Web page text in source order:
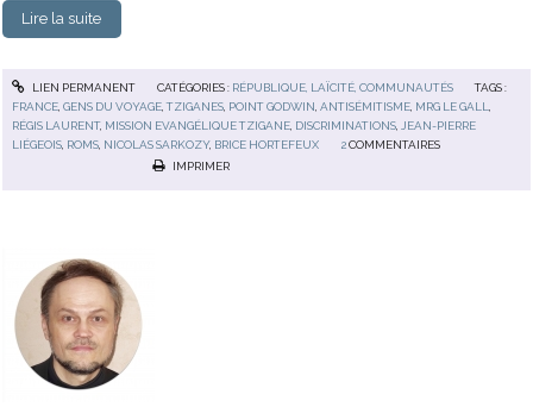
Lire la suite
LIEN PERMANENT CATÉGORIES : RÉPUBLIQUE, LAÏCITÉ, COMMUNAUTÉS
TAGS :
FRANCE ,GENS DU VOYAGE ,TZIGANES POINT GODWIN ,ANTISÉMITISME MRG LE GALL
RÉGIS LAURENT, MISSION EVANGÉLIQUE TZIGANE DISCRIMINATIONS
JEAN-PIERRE
LIÉGEOIS ROMS NICOLAS SARKOZY, BRICE HORTEFEUX 2 COMMENTAIRES
IMPRIMER